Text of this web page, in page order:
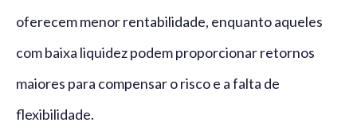
oferecem menor rentabilidade, enquanto aqueles
com baixa liquidez podem proporcionar retornos
maiores para compensar o risco e a falta de
flexibilidade.